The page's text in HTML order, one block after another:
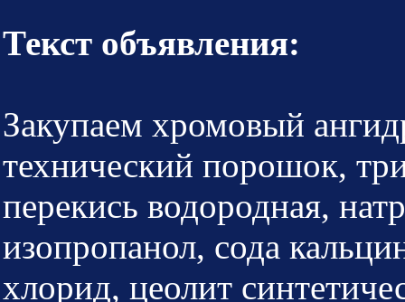
Текст объявления:
Закупаем хромовый
технический порошок,
перекись водородная,
изопропанол, сода
хлорид, цеолит